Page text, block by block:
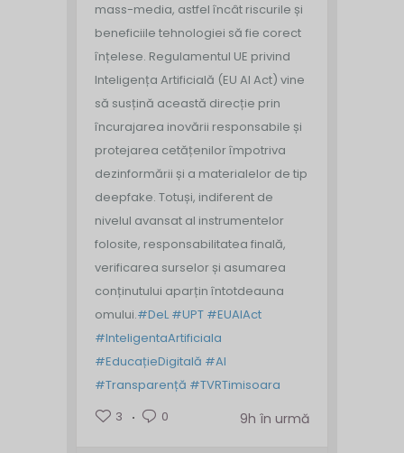
mass-media, astfel încât riscurile și
beneficiile tehnologiei să fie corect
înțelese. Regulamentul UE privind
Inteligența Artificială (EU AI Act) vine
să susțină această direcție prin
încurajarea inovării responsabile și
protejarea cetățenilor împotriva
dezinformării și a materialelor de tip
deepfake. Totuși, indiferent de
nivelul avansat al instrumentelor
folosite, responsabilitatea finală,
verificarea surselor și asumarea
conținutului aparțin întotdeauna
omului.#DeL #UPT #EUAIAct
#InteligentaArtificiala
#EducațieDigitală #AI
#Transparență #TVRTimisoara
3
0 9h în urmă